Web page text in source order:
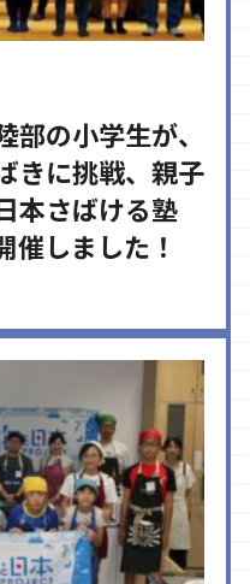
部の小学生が、
きに挑戦、親子
本さばける塾
しました！